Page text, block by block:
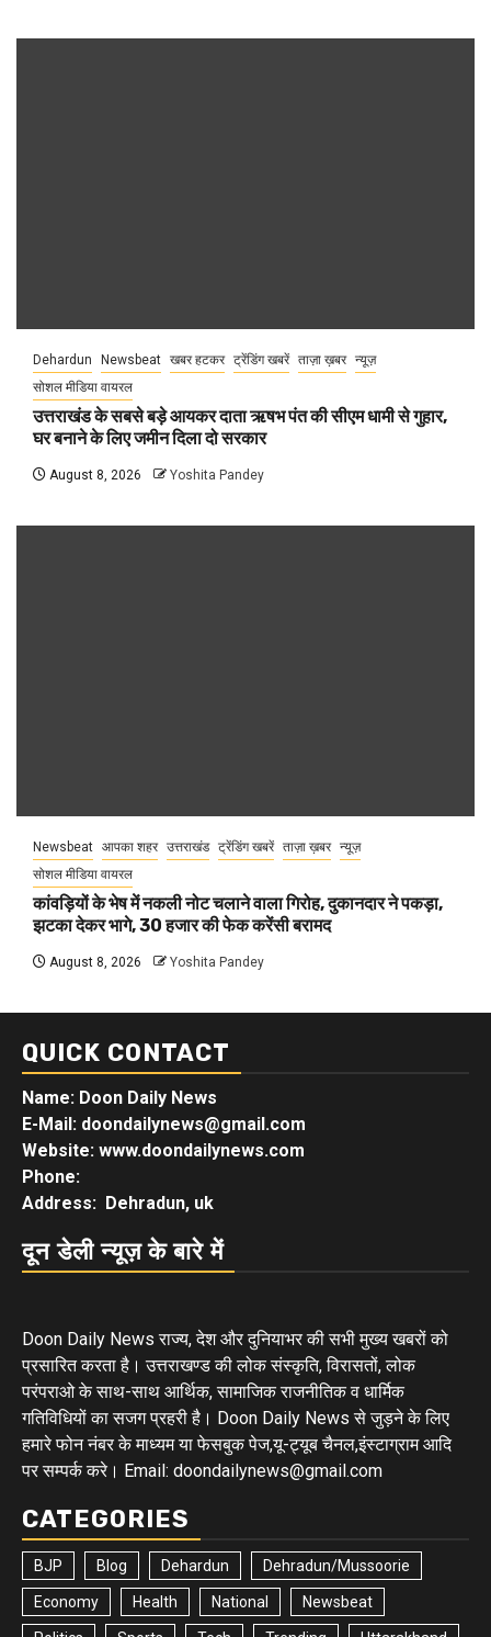
Dehardun Newsbeat खबर हटकर ट्रेंडिंग खबरें ताज़ा ख़बर न्यूज़
सोशल मीडिया वायरल
उत्तराखंड के सबसे बड़े आयकर दाता ऋषभ पंत की सीएम धामी से गुहार,
घर बनाने के लिए जमीन दिला दो सरकार
August 8, 2026 Yoshita Pandey
Newsbeat आपका शहर उत्तराखंड ट्रेंडिंग खबरें ताज़ा ख़बर न्यूज़
सोशल मीडिया वायरल
कांवड़ियों के भेष में नकली नोट चलाने वाला गिरोह, दुकानदार ने पकड़ा,
झटका देकर भागे, 30 हजार की फेक करेंसी बरामद
August 8, 2026 Yoshita Pandey
QUICK CONTACT
Name: Doon Daily News
E-Mail: doondailynews@gmail.com
Website: www.doondailynews.com
Phone:
Address: Dehradun, uk
दून डेली न्यूज़ के बारे में
Doon Daily News राज्य, देश और दुनियाभर की सभी मुख्य खबरों को
प्रसारित करता है। उत्तराखण्ड की लोक संस्कृति, विरासतों, लोक
परंपराओ के साथ-साथ आर्थिक, सामाजिक राजनीतिक व धार्मिक
गतिविधियों का सजग प्रहरी है। Doon Daily News से जुड़ने के लिए
हमारे फोन नंबर के माध्यम या फेसबुक पेज,यू-ट्यूब चैनल,इंस्टाग्राम आदि
पर सम्पर्क करे। Email: doondailynews@gmail.com
CATEGORIES
BJP Blog Dehardun Dehradun/Mussoorie
Economy Health National Newsbeat